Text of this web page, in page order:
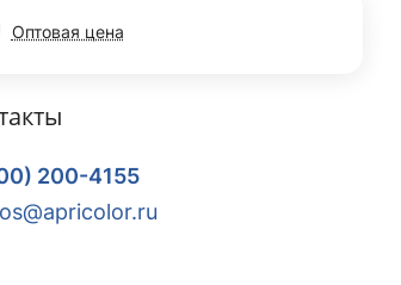
Оптовая цена
200-4155